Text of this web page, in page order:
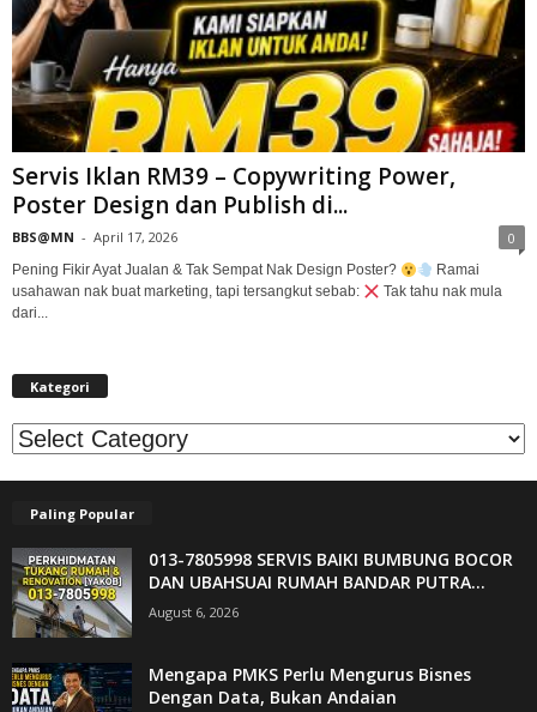
Servis Iklan RM39 – Copywriting Power,
Poster Design dan Publish di...
BBS@MN - April 17, 2026 0
Pening Fikir Ayat Jualan & Tak Sempat Nak Design Poster?
Ramai
usahawan nak buat marketing, tapi tersangkut sebab:
Tak tahu nak mula
dari...
Kategori
Kategori
Paling Popular
013-7805998 SERVIS BAIKI BUMBUNG BOCOR
DAN UBAHSUAI RUMAH BANDAR PUTRA...
August 6, 2026
Mengapa PMKS Perlu Mengurus Bisnes
Dengan Data, Bukan Andaian